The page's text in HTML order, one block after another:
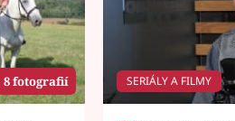
8 fotografií SERIÁLY A FILMY